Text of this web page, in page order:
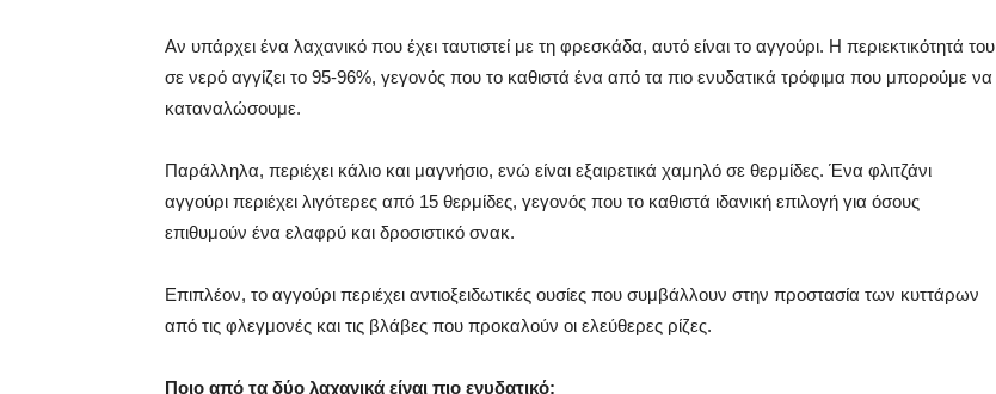
Αν υπάρχει ένα λαχανικό που έχει ταυτιστεί με τη φρεσκάδα, αυτό είναι το αγγούρι. Η περιεκτικότητά του
σε νερό αγγίζει το 95-96%, γεγονός που το καθιστά ένα από τα πιο ενυδατικά τρόφιμα που μπορούμε να
καταναλώσουμε.
Παράλληλα, περιέχει κάλιο και μαγνήσιο, ενώ είναι εξαιρετικά χαμηλό σε θερμίδες. Ένα φλιτζάνι
αγγούρι περιέχει λιγότερες από 15 θερμίδες, γεγονός που το καθιστά ιδανική επιλογή για όσους
επιθυμούν ένα ελαφρύ και δροσιστικό σνακ.
Επιπλέον, το αγγούρι περιέχει αντιοξειδωτικές ουσίες που συμβάλλουν στην προστασία των κυττάρων
από τις φλεγμονές και τις βλάβες που προκαλούν οι ελεύθερες ρίζες.
Ποιο από τα δύο λαχανικά είναι πιο ενυδατικό;